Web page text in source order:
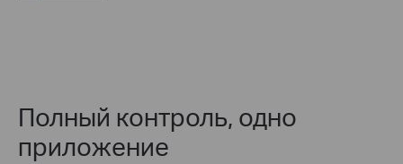
Полный контроль, одно
приложение